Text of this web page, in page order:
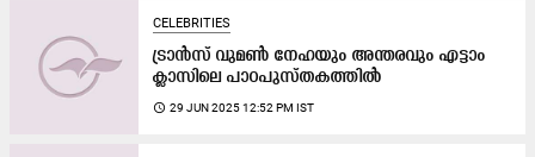
CELEBRITIES
ട്രാൻസ് വുമൺ നേഹയും അന്തരവും എട്ടാം
ക്ലാസിലെ പാഠപുസ്തകത്തിൽ
access_time 29 JUN 2025 12:52 PM IST